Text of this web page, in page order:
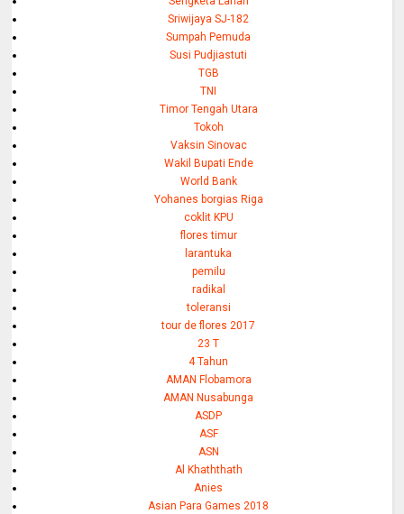
Sriwijaya SJ-182
Sumpah Pemuda
Susi Pudjiastuti
TGB
TNI
Timor Tengah Utara
Tokoh
Vaksin Sinovac
Wakil Bupati Ende
World Bank
Yohanes borgias Riga
coklit KPU
flores timur
larantuka
pemilu
radikal
toleransi
tour de flores 2017
23 T
4 Tahun
AMAN Flobamora
AMAN Nusabunga
ASDP
ASF
ASN
Al Khaththath
Anies
Asian Para Games 2018